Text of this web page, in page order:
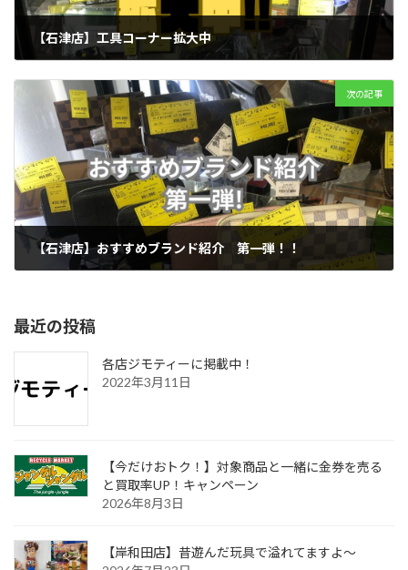
【石津店】工具コーナー拡大中
次の記事
【石津店】おすすめブランド紹介 第一弾！！
最近の投稿
各店ジモティーに掲載中！
2022年3月11日
【今だけおトク！】対象商品と一緒に金券を売る
と買取率UP！キャンペーン
2026年8月3日
【岸和田店】昔遊んだ玩具で溢れてますよ～